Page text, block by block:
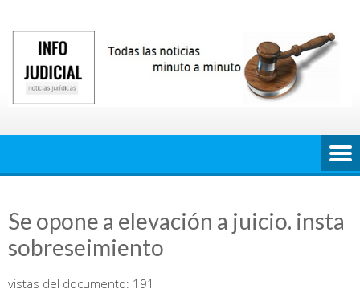
contenido
Se opone a elevación a juicio. insta
sobreseimiento
vistas del documento: 191